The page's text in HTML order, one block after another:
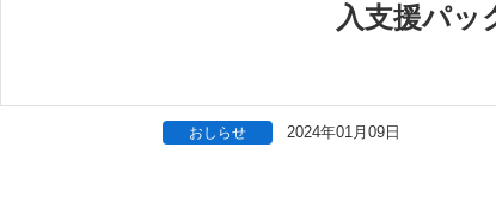
入支援パッ
おしらせ 2024年01月09日